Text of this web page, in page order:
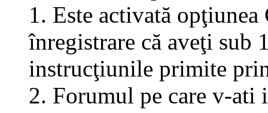
1. Este activată
înregistrare că aveţi sub
instrucţiunile primite
2. Forumul pe care v-